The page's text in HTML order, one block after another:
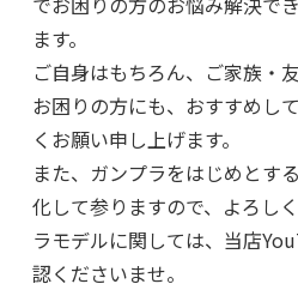
ます。
ご自身はもちろん、ご家族・
お困りの方にも、おすすめし
くお願い申し上げます。
また、ガンプラをはじめとす
化して参りますので、よろ
ラモデルに関しては、当店
認くださいませ。